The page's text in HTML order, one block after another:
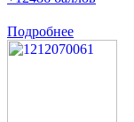
Подробнее